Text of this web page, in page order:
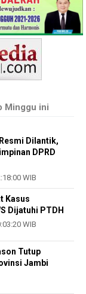
Minggu ini
Dilantik,
DPRD
WIB
Kasus
Dijatuhi PTDH
WIB
Tutup
Jambi